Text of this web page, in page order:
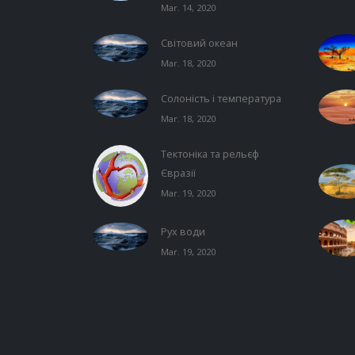
Mar. 14, 2020
Світовий океан
Mar. 18, 2020
Солоність і температура
Mar. 18, 2020
Тектоніка та рельєф
Євразії
Mar. 19, 2020
Рух води
Mar. 19, 2020